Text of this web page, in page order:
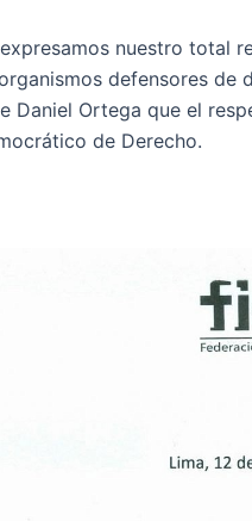
nuestro total
defensores de
Daniel Ortega que el
de Derecho.